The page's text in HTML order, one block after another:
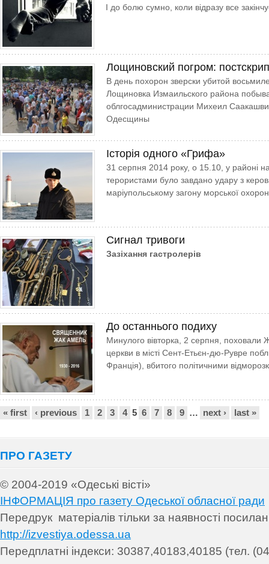
І до болю сумно, коли відразу все
Лощиновский погром:
В день похорон зверски убитой
Лощиновка Измаильского района
облгосадминистрации Михеил
Одесщины
Історія одного «Грифа»
31 cерпня 2014 року, о 15.10, у районі
терористами було завдано удару з
маріупольському загону морської
Сигнал тривоги
Зазіхання гастролерів
До останнього подиху
Минулого вівторка, 2 серпня,
церкви в місті Сент-Етьєн-дю-Рувре
Франція), вбитого політичними
Сторінки
« first ‹ previous 1 2 3 4 5 6 7 8 9 … next › last »
ПРО ГАЗЕТУ
© 2004-2019 «Одеські вісті»
ІНФОРМАЦІЯ про газету Одеської обласної ради
Передрук матеріалів тільки за наявності
http://izvestiya.odessa.ua
Передплатні індекси: 30387,40183,40185 (тел.